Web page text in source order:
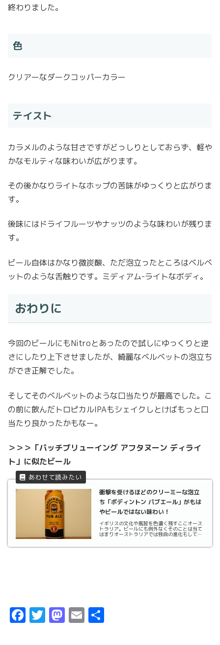
終わりました。
色
クリアーなダークコッパーカラー
テイスト
カラメルのような甘さですがどっしりとしておらず、軽や
かなモルティな味わいが広がります。
その後かなりライトなホップの苦味がゆっくりと広がりま
す。
後味にはドライフルーツやナッツのような味わいが残りま
す。
ビール自体はかなり微炭酸、ただ泡立ったところはベルベ
ットのような舌触りです。ミディアム-ライトなボディ。
おわりに
今回のビールにもNitroとあったので試しにゆっくりと逆
さにしたり上下させましたが、綺麗なベルベットの泡立ち
ができ正解でした。
そしてそのベルベットのような口当たりが最高でした。こ
の前に飲んだトロピカルIPAもシェイクしとけばもっと口
当たり良かったかもなー。
＞＞＞「バッチブリューイング アフタヌーン ディライ
ト」に似たビール
衝撃を受けるほどのクリーミーな泡立
ち「ボディントン パブエール」がもは
やビールではない味わい！
イギリスの文化や風習を色濃く残すここオース
トラリア。ビールにも例外なくそのことは当て
はまりオーストラリアでは独自の進化もしてい
泡」と呼ばれるボディントン パブエールを買っ
F T M E